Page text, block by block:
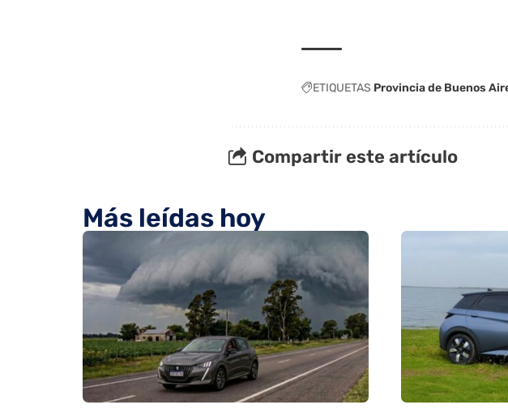
ETIQUETAS Provincia de Buenos
Compartir este artículo
Más leídas hoy